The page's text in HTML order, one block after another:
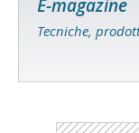
E-magazine
Tecniche,